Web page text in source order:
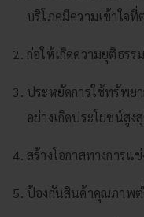
บริโภคมีความเข้าใจที่
ก่อให้เกิดความยุติธรร
ประหยัดการใช้ทรัพย
อย่างเกิดประโยชน์สูง
สร้างโอกาสทางการแ
ป้องกันสินค้าคุณภาพต่